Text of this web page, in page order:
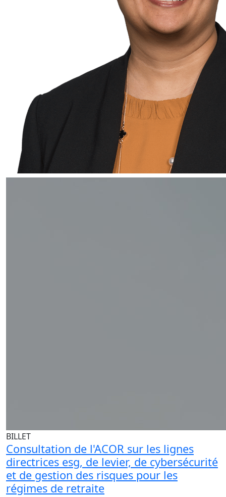
BILLET
Consultation de l'ACOR sur les lignes
directrices esg, de levier, de cybersécurité
et de gestion des risques pour les
régimes de retraite